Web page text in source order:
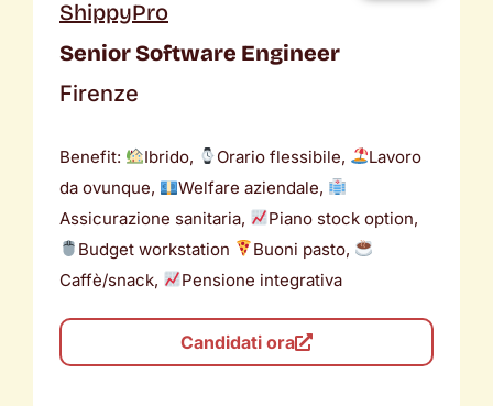
ShippyPro
Senior Software Engineer
Firenze
Benefit: Ibrido, Orario flessibile,
Lavoro
da ovunque,
Welfare aziendale,
Assicurazione sanitaria,
Piano stock option,
Budget workstation
Buoni pasto,
Caffè/snack,
Pensione integrativa
Candidati ora